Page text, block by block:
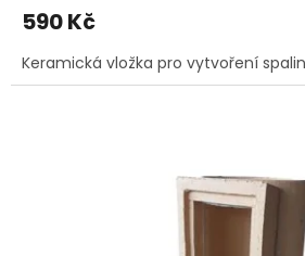
590 Kč
Keramická vložka pro vytvoření